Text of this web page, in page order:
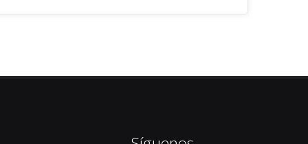
guiada y nuestro sistema P8.10 están